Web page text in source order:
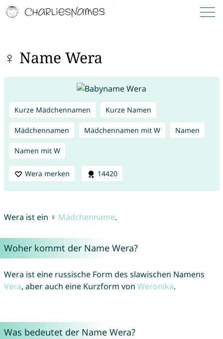
♀ Name Wera
Kurze Mädchennamen Kurze Namen
Mädchennamen Mädchennamen mit W Namen
Namen mit W
Wera merken 14420
Wera ist ein ♀ Mädchenname.
Woher kommt der Name Wera?
Wera ist eine russische Form des slawischen Namens
Vera, aber auch eine Kurzform von Weronika.
Was bedeutet der Name Wera?